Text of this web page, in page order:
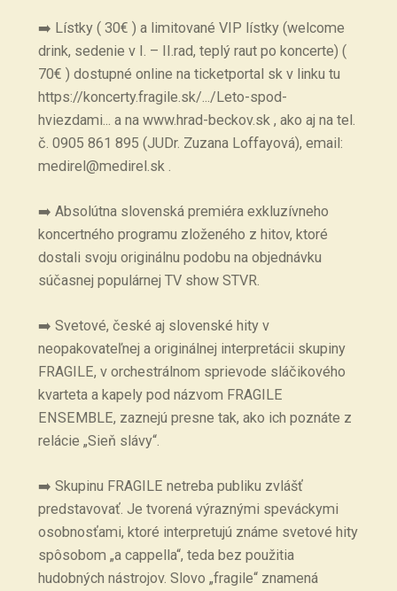
➡️ Lístky ( 30€ ) a limitované VIP lístky (welcome
drink, sedenie v I. – II.rad, teplý raut po koncerte) (
70€ ) dostupné online na ticketportal sk v linku tu
https://koncerty.fragile.sk/.../Leto-spod-
hviezdami... a na www.hrad-beckov.sk , ako aj na tel.
č. 0905 861 895 (JUDr. Zuzana Loffayová), email:
medirel@medirel.sk .
➡️ Absolútna slovenská premiéra exkluzívneho
koncertného programu zloženého z hitov, ktoré
dostali svoju originálnu podobu na objednávku
súčasnej populárnej TV show STVR.
➡️ Svetové, české aj slovenské hity v
neopakovateľnej a originálnej interpretácii skupiny
FRAGILE, v orchestrálnom sprievode sláčikového
kvarteta a kapely pod názvom FRAGILE
ENSEMBLE, zaznejú presne tak, ako ich poznáte z
relácie „Sieň slávy“.
➡️ Skupinu FRAGILE netreba publiku zvlášť
predstavovať. Je tvorená výraznými speváckymi
osobnosťami, ktoré interpretujú známe svetové hity
spôsobom „a cappella“, teda bez použitia
hudobných nástrojov. Slovo „fragile“ znamená